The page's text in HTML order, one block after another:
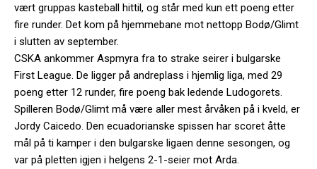
vært gruppas kasteball hittil, og står med kun ett poeng etter
fire runder. Det kom på hjemmebane mot nettopp Bodø/Glimt
i slutten av september.
CSKA ankommer Aspmyra fra to strake seirer i bulgarske
First League. De ligger på andreplass i hjemlig liga, med 29
poeng etter 12 runder, fire poeng bak ledende Ludogorets.
Spilleren Bodø/Glimt må være aller mest årvåken på i kveld, er
Jordy Caicedo. Den ecuadorianske spissen har scoret åtte
mål på ti kamper i den bulgarske ligaen denne sesongen, og
var på pletten igjen i helgens 2-1-seier mot Arda.